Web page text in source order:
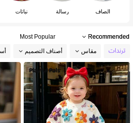
cozy pixies
الصاف رسالة نباتات
Recommended
Most Popular
مقاس أصناف التصميم